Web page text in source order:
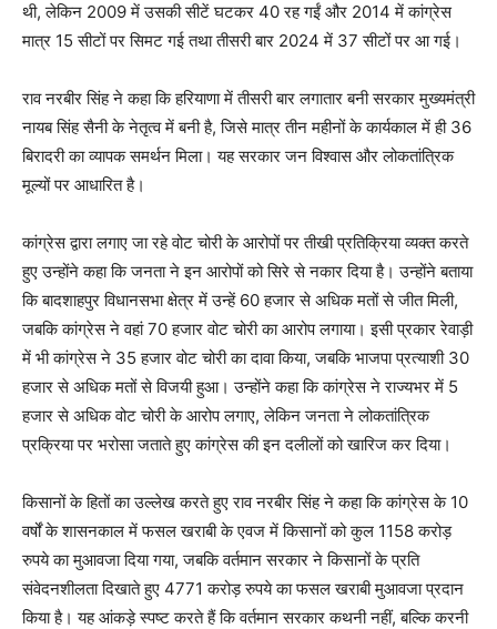
थी, लेकिन 2009 में उसकी सीटें घटकर 40 रह गईं और 2014 में कांग्रेस
मात्र 15 सीटों पर सिमट गई तथा तीसरी बार 2024 में 37 सीटों पर आ गई।
राव नरबीर सिंह ने कहा कि हरियाणा में तीसरी बार लगातार बनी सरकार मुख्यमंत्री
नायब सिंह सैनी के नेतृत्व में बनी है, जिसे मात्र तीन महीनों के कार्यकाल में ही 36
बिरादरी का व्यापक समर्थन मिला। यह सरकार जन विश्वास और लोकतांत्रिक
मूल्यों पर आधारित है।
कांग्रेस द्वारा लगाए जा रहे वोट चोरी के आरोपों पर तीखी प्रतिक्रिया व्यक्त करते
हुए उन्होंने कहा कि जनता ने इन आरोपों को सिरे से नकार दिया है। उन्होंने बताया
कि बादशाहपुर विधानसभा क्षेत्र में उन्हें 60 हजार से अधिक मतों से जीत मिली,
जबकि कांग्रेस ने वहां 70 हजार वोट चोरी का आरोप लगाया। इसी प्रकार रेवाड़ी
में भी कांग्रेस ने 35 हजार वोट चोरी का दावा किया, जबकि भाजपा प्रत्याशी 30
हजार से अधिक मतों से विजयी हुआ। उन्होंने कहा कि कांग्रेस ने राज्यभर में 5
हजार से अधिक वोट चोरी के आरोप लगाए, लेकिन जनता ने लोकतांत्रिक
प्रक्रिया पर भरोसा जताते हुए कांग्रेस की इन दलीलों को खारिज कर दिया।
किसानों के हितों का उल्लेख करते हुए राव नरबीर सिंह ने कहा कि कांग्रेस के 10
वर्षों के शासनकाल में फसल खराबी के एवज में किसानों को कुल 1158 करोड़
रुपये का मुआवजा दिया गया, जबकि वर्तमान सरकार ने किसानों के प्रति
संवेदनशीलता दिखाते हुए 4771 करोड़ रुपये का फसल खराबी मुआवजा प्रदान
किया है। यह आंकड़े स्पष्ट करते हैं कि वर्तमान सरकार कथनी नहीं, बल्कि करनी